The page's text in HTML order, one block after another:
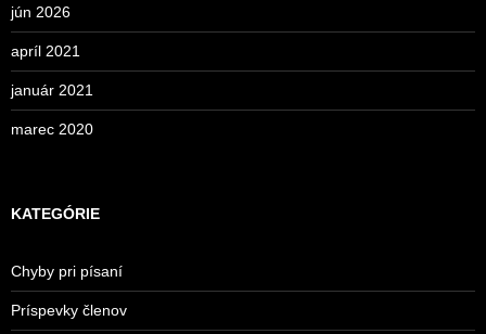
jún 2026
apríl 2021
január 2021
marec 2020
KATEGÓRIE
Chyby pri písaní
Príspevky členov